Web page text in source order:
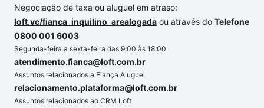
Negociação de taxa ou aluguel em atraso:
loft.vc/fianca_inquilino_arealogada ou através do Telefone
0800 001 6003
Segunda-feira a sexta-feira das 9:00 às 18:00
atendimento.fianca@loft.com.br
Assuntos relacionados a Fiança Aluguel
relacionamento.plataforma@loft.com.br
Assuntos relacionados ao CRM Loft